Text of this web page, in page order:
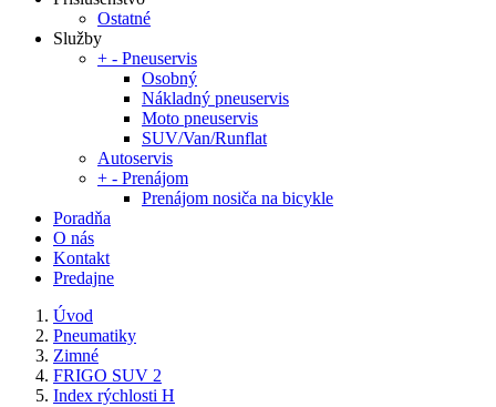
Ostatné
Služby
+ - Pneuservis
Osobný
Nákladný pneuservis
Moto pneuservis
SUV/Van/Runflat
Autoservis
+ - Prenájom
Prenájom nosiča na bicykle
Poradňa
O nás
Kontakt
Predajne
Úvod
Pneumatiky
Zimné
FRIGO SUV 2
Index rýchlosti H